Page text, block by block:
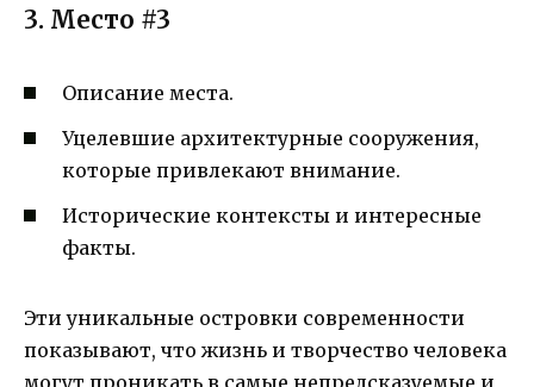
3. Место #3
Описание места.
Уцелевшие архитектурные сооружения,
которые привлекают внимание.
Исторические контексты и интересные
факты.
Эти уникальные островки современности
показывают, что жизнь и творчество человека